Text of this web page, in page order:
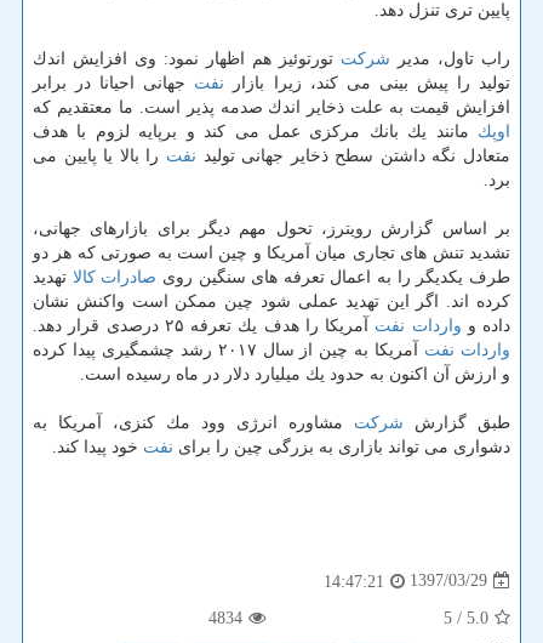
پایین تری تنزل دهد.
راب تاول، مدیر شركت تورتوئیز هم اظهار نمود: وی افزایش اندك
تولید را پیش بینی می كند، زیرا بازار نفت جهانی احیانا در برابر
افزایش قیمت به علت ذخایر اندك صدمه پذیر است. ما معتقدیم كه
اوپك مانند یك بانك مركزی عمل می كند و برپایه لزوم با هدف
متعادل نگه داشتن سطح ذخایر جهانی تولید نفت را بالا یا پایین می
برد.
بر اساس گزارش رویترز، تحول مهم دیگر برای بازارهای جهانی،
تشدید تنش های تجاری میان آمریكا و چین است به صورتی كه هر دو
طرف یكدیگر را به اعمال تعرفه های سنگین روی صادرات كالا تهدید
كرده اند. اگر این تهدید عملی شود چین ممكن است واكنش نشان
داده و واردات نفت آمریكا را هدف یك تعرفه ۲۵ درصدی قرار دهد.
واردات نفت
آمریكا به چین از سال ۲۰۱۷ رشد چشمگیری پیدا كرده
و ارزش آن اكنون به حدود یك میلیارد دلار در ماه رسیده است.
طبق گزارش شركت مشاوره انرژی وود مك كنزی، آمریكا به
دشواری می تواند بازاری به بزرگی چین را برای نفت خود پیدا كند.
1397/03/29
14:47:21
5.0
/ 5
4834